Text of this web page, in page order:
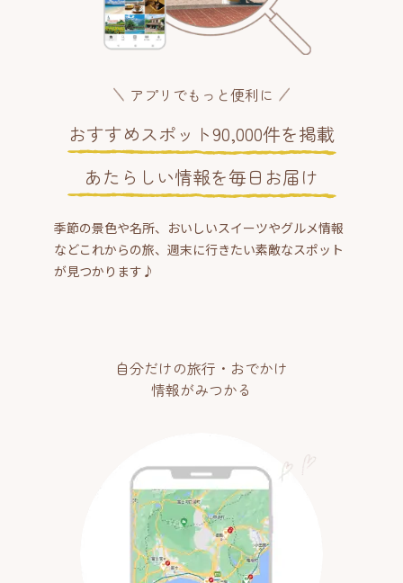
アプリでもっと便利に
おすすめスポット90,000件を掲載
あたらしい情報を毎日お届け
季節の景色や名所、おいしいスイーツやグルメ情報
などこれからの旅、週末に行きたい素敵なスポット
が見つかります♪
自分だけの旅行・おでかけ
情報がみつかる